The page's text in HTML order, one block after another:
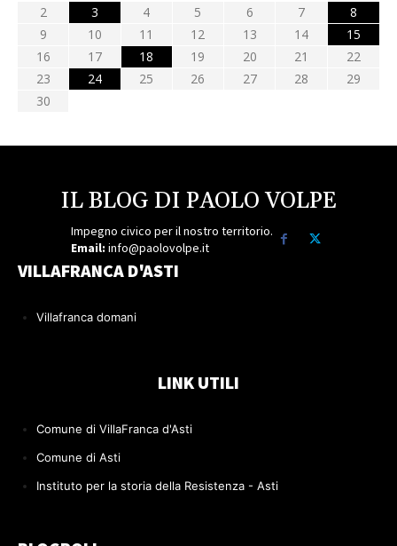
2
3 4 5 6 7
8
9
10 11 12 13 14
15
16
17 18 19 20 21
22
23
24 25 26 27 28
29
30
IL BLOG DI PAOLO VOLPE
Impegno civico per il nostro territorio.
Email: info@paolovolpe.it
VILLAFRANCA D'ASTI
Villafranca domani
LINK UTILI
Comune di VillaFranca d'Asti
Comune di Asti
Instituto per la storia della Resistenza - Asti